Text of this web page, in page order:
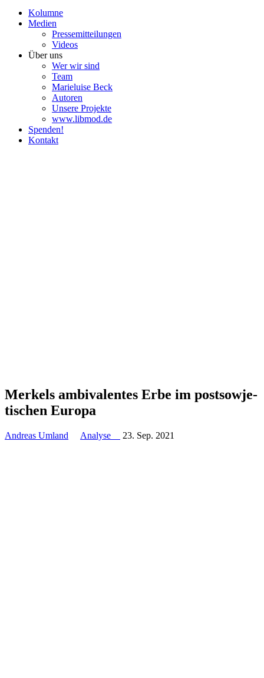
Kolumne
Medien
Pres­se­mit­tei­lun­gen
Videos
Über uns
Wer wir sind
Team
Marie­luise Beck
Autoren
Unsere Pro­jekte
www.libmod.de
Spenden!
Kontakt
Merkels ambi­va­len­tes Erbe im post­so­wje­
ti­schen Europa
Andreas Umland Analyse 23. Sep. 2021